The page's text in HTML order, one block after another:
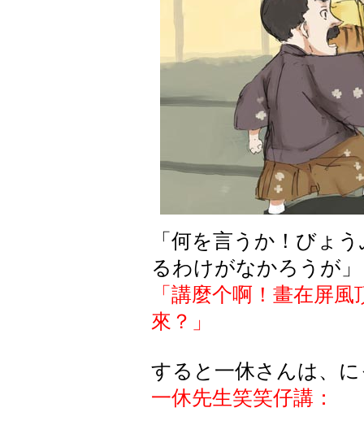
「何を言うか！びょ
るわけがなかろうが」
「講麼个啊！畫在屏
來？」
すると一休さんは、
一休先生笑笑仔講：